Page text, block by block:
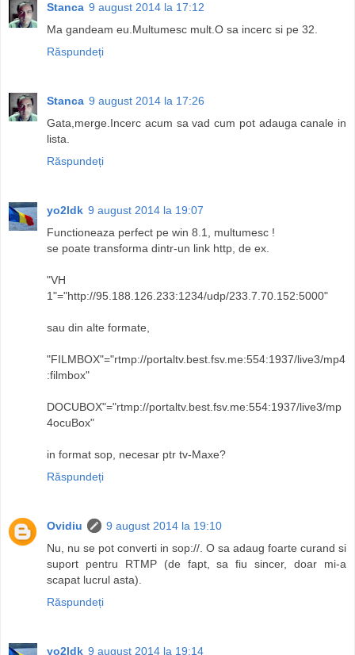
Stanca 9 august 2014 la 17:12
Ma gandeam eu.Multumesc mult.O sa incerc si pe 32.
Răspundeți
Stanca 9 august 2014 la 17:26
Gata,merge.Incerc acum sa vad cum pot adauga canale in
lista.
Răspundeți
yo2ldk 9 august 2014 la 19:07
Functioneaza perfect pe win 8.1, multumesc !
se poate transforma dintr-un link http, de ex.
"VH
1"="http://95.188.126.233:1234/udp/233.7.70.152:5000"
sau din alte formate,
"FILMBOX"="rtmp://portaltv.best.fsv.me:554:1937/live3/mp4
:filmbox"
DOCUBOX"="rtmp://portaltv.best.fsv.me:554:1937/live3/mp
4ocuBox"
in format sop, necesar ptr tv-Maxe?
Răspundeți
Ovidiu
9 august 2014 la 19:10
Nu, nu se pot converti in sop://. O sa adaug foarte curand si
suport pentru RTMP (de fapt, sa fiu sincer, doar mi-a
scapat lucrul asta).
Răspundeți
yo2ldk 9 august 2014 la 19:14